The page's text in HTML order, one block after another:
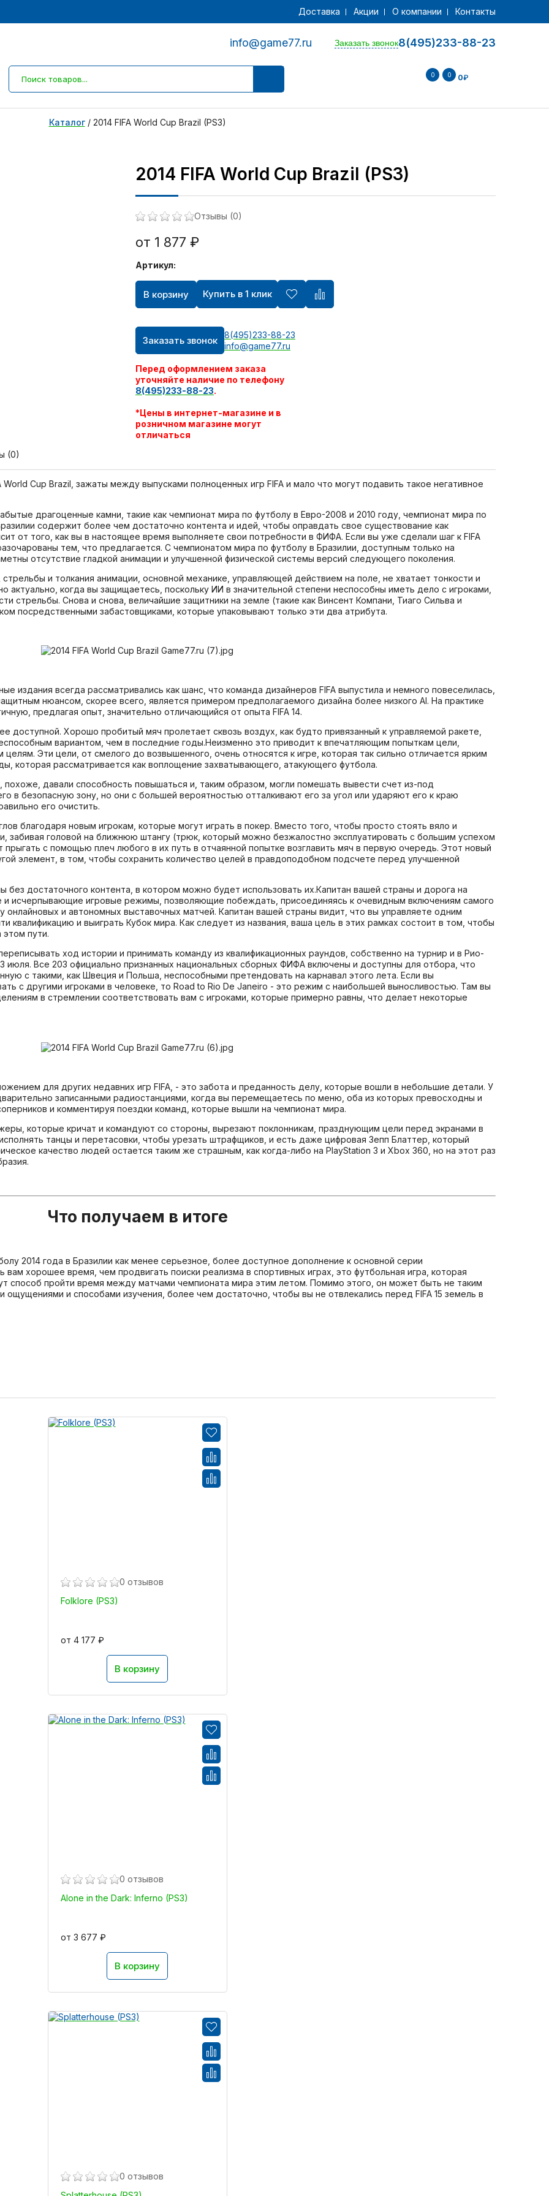
Доставка Акции О компании Контакты
info@game77.ru 8(495)233-88-23
Заказать звонок
0 0 0₽
Каталог/ 2014 FIFA World Cup Brazil (PS3)
2014 FIFA World Cup Brazil (PS3)
Отзывы (0)
от 1 877 ₽
Артикул:
В корзину Купить в 1 клик
Заказать звонок
8(495)233-88-23
info@game77.ru
Перед оформлением заказа
уточняйте наличие по телефону
8(495)233-88-23.
*Цены в интернет-магазине и в
розничном магазине могут
отличаться
(0)
Cup Brazil, зажаты между выпусками полноценных игр FIFA и мало что могут подавить такое негативное
драгоценные камни, такие как чемпионат мира по футболу в Евро-2008 и 2010 году, чемпионат мира по
содержит более чем достаточно контента и идей, чтобы оправдать свое существование как
от того, как вы в настоящее время выполняете свои потребности в ФИФА. Если вы уже сделали шаг к FIFA
тем, что предлагается. С чемпионатом мира по футболу в Бразилии, доступным только на
отсутствие гладкой анимации и улучшенной физической системы версий следующего поколения.
и толкания анимации, основной механике, управляющей действием на поле, не хватает тонкости и
актуально, когда вы защищаетесь, поскольку ИИ в значительной степени неспособны иметь дело с игроками,
стрельбы. Снова и снова, величайшие защитники на земле (такие как Винсент Компани, Тиаго Сильва и
посредственными забастовщиками, которые упаковывают только эти два атрибута.
издания всегда рассматривались как шанс, что команда дизайнеров FIFA выпустила и немного повеселилась,
нюансом, скорее всего, является примером предполагаемого дизайна более низкого AI. На практике
предлагая опыт, значительно отличающийся от опыта FIFA 14.
доступной. Хорошо пробитый мяч пролетает сквозь воздух, как будто привязанный к управляемой ракете,
вариантом, чем в последние годы.Неизменно это приводит к впечатляющим попыткам цели,
Эти цели, от смелого до возвышенного, очень относятся к игре, которая так сильно отличается ярким
которая рассматривается как воплощение захватывающего, атакующего футбола.
давали способность повышаться и, таким образом, могли помешать вывести счет из-под
в безопасную зону, но они с большей вероятностью отталкивают его за угол или ударяют его к краю
его очистить.
благодаря новым игрокам, которые могут играть в покер. Вместо того, чтобы просто стоять вяло и
забивая головой на ближнюю штангу (трюк, который можно безжалостно эксплуатировать с большим успехом
прыгать с помощью плеч любого в их путь в отчаянной попытке возглавить мяч в первую очередь. Этот новый
элемент, в том, чтобы сохранить количество целей в правдоподобном подсчете перед улучшенной
достаточного контента, в котором можно будет использовать их.Капитан вашей страны и дорога на
исчерпывающие игровые режимы, позволяющие побеждать, присоединяясь к очевидным включениям самого
и автономных выставочных матчей. Капитан вашей страны видит, что вы управляете одним
квалификацию и выиграть Кубок мира. Как следует из названия, ваша цель в этих рамках состоит в том, чтобы
этом пути.
ход истории и принимать команду из квалификационных раундов, собственно на турнир и в Рио-
июля. Все 203 официально признанных национальных сборных ФИФА включены и доступны для отбора, что
с такими, как Швеция и Польша, неспособными претендовать на карнавал этого лета. Если вы
с другими игроками в человеке, то Road to Rio De Janeiro - это режим с наибольшей выносливостью. Там вы
в стремлении соответствовать вам с игроками, которые примерно равны, что делает некоторые
для других недавних игр FIFA, - это забота и преданность делу, которые вошли в небольшие детали. У
записанными радиостанциями, когда вы перемещаетесь по меню, оба из которых превосходны и
и комментируя поездки команд, которые вышли на чемпионат мира.
которые кричат и командуют со стороны, вырезают поклонникам, празднующим цели перед экранами в
танцы и перетасовки, чтобы урезать штрафщиков, и есть даже цифровая Зепп Блаттер, который
качество людей остается таким же страшным, как когда-либо на PlayStation 3 и Xbox 360, но на этот раз
Что получаем в итоге
2014 года в Бразилии как менее серьезное, более доступное дополнение к основной серии
хорошее время, чем продвигать поиски реализма в спортивных играх, это футбольная игра, которая
способ пройти время между матчами чемпионата мира этим летом. Помимо этого, он может быть не таким
ощущениями и способами изучения, более чем достаточно, чтобы вы не отвлекались перед FIFA 15 земель в
0 отзывов
Folklore (PS3)
от 4 177 ₽
В корзину
0 отзывов
Alone in the Dark: Inferno (PS3)
от 3 677 ₽
В корзину
0 отзывов